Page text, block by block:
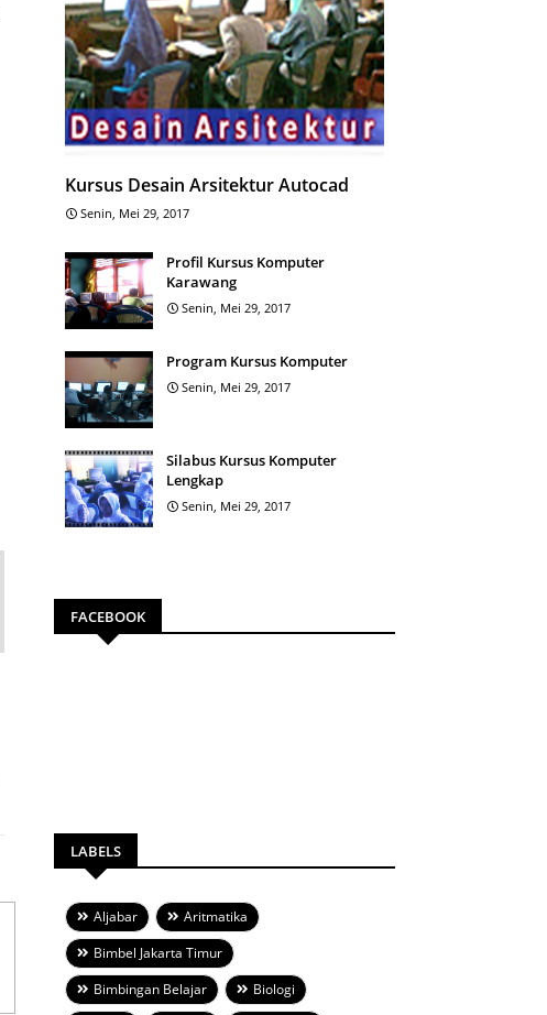
Kursus Desain Arsitektur Autocad
Senin, Mei 29, 2017
Profil Kursus Komputer
Karawang
Senin, Mei 29, 2017
Program Kursus Komputer
Senin, Mei 29, 2017
Silabus Kursus Komputer
Lengkap
Senin, Mei 29, 2017
FACEBOOK
LABELS
Aljabar
Aritmatika
Bimbel Jakarta Timur
Bimbingan Belajar
Biologi